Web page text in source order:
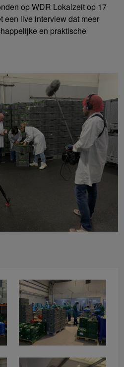
op WDR Lokalzeit op 17
een live interview dat meer
en praktische